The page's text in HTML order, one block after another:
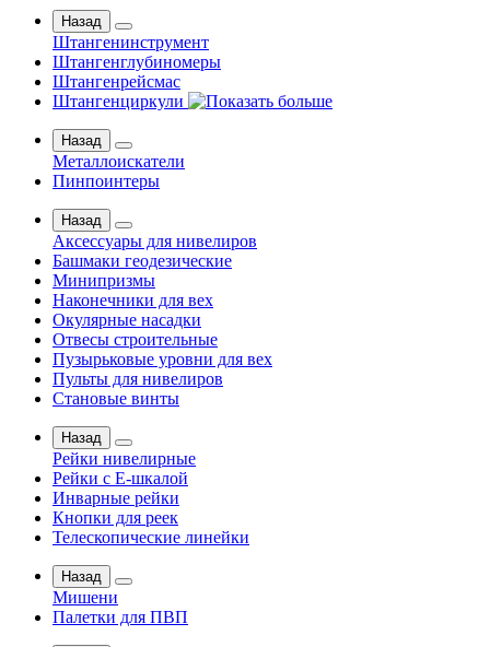
Назад
Штангенинструмент
Штангенглубиномеры
Штангенрейсмас
Штангенциркули
Назад
Металлоискатели
Пинпоинтеры
Назад
Аксессуары для нивелиров
Башмаки геодезические
Минипризмы
Наконечники для вех
Окулярные насадки
Отвесы строительные
Пузырьковые уровни для вех
Пульты для нивелиров
Становые винты
Назад
Рейки нивелирные
Рейки с Е-шкалой
Инварные рейки
Кнопки для реек
Телескопические линейки
Назад
Мишени
Палетки для ПВП